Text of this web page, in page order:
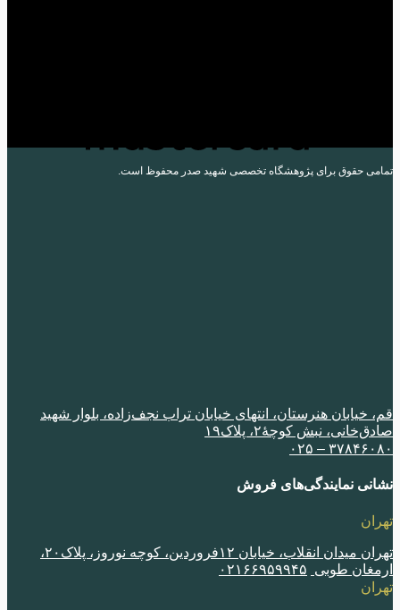
حقوق برای پژوهشگاه تخصصی شهید صدر محفوظ است.
خیابان هنرستان، انتهای خیابان تراب نجف‌زاده، بلوار شهید
نبش کوچۀ٢، پلاک١٩
– ٠٢۵
نمایندگی‌های فروش
تهران میدان انقلاب، خیابان ١٢فروردین، کوچه نوروز، پلاک٢٠،
طوبی ٠٢١۶۶٩۵٩٩۴۵